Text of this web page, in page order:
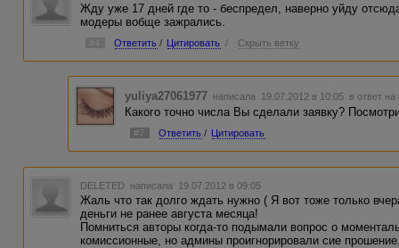
Жду уже 17 дней где то - беспредел, наверно уйду
модеры вобще зажрались.
Ответить / Цитировать / Скрыть ветку
yuliya27061977 написала 19.07.2012 в 10:05 в ответ на
Какого точно числа Вы сделали заявку?
#7 Ответить / Цитировать
DELETED написала 19.07.2012 в 09:05
Жаль что так долго ждать нужно ( Я вот тоже только
деньги не ранее августа месяца!
Помниться авторы когда-то подымали вопрос о
комиссионные, но админы проигнорировали сие